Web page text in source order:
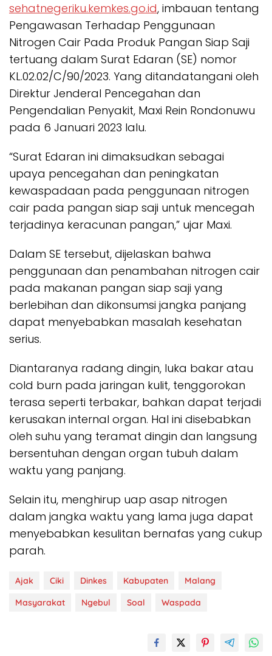
sehatnegeriku.kemkes.go.id, imbauan tentang
Pengawasan Terhadap Penggunaan
Nitrogen Cair Pada Produk Pangan Siap Saji
tertuang dalam Surat Edaran (SE) nomor
KL.02.02/C/90/2023. Yang ditandatangani oleh
Direktur Jenderal Pencegahan dan
Pengendalian Penyakit, Maxi Rein Rondonuwu
pada 6 Januari 2023 lalu.
“Surat Edaran ini dimaksudkan sebagai
upaya pencegahan dan peningkatan
kewaspadaan pada penggunaan nitrogen
cair pada pangan siap saji untuk mencegah
terjadinya keracunan pangan,” ujar Maxi.
Dalam SE tersebut, dijelaskan bahwa
penggunaan dan penambahan nitrogen cair
pada makanan pangan siap saji yang
berlebihan dan dikonsumsi jangka panjang
dapat menyebabkan masalah kesehatan
serius.
Diantaranya radang dingin, luka bakar atau
cold burn pada jaringan kulit, tenggorokan
terasa seperti terbakar, bahkan dapat terjadi
kerusakan internal organ. Hal ini disebabkan
oleh suhu yang teramat dingin dan langsung
bersentuhan dengan organ tubuh dalam
waktu yang panjang.
Selain itu, menghirup uap asap nitrogen
dalam jangka waktu yang lama juga dapat
menyebabkan kesulitan bernafas yang cukup
parah.
Ajak Ciki Dinkes Kabupaten
Malang
Masyarakat
Ngebul Soal Waspada